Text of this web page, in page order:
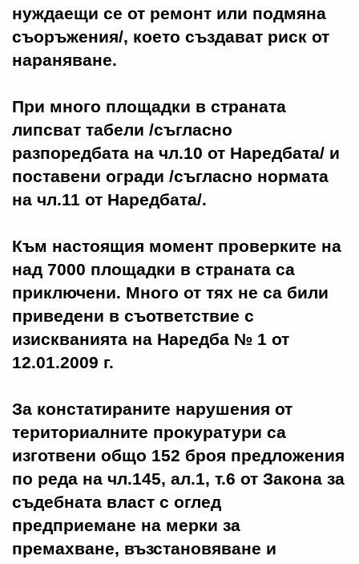
нуждаещи се от ремонт или подмяна
съоръжения/, което създават риск от
нараняване.
При много площадки в страната
липсват табели /съгласно
разпоредбата на чл.10 от Наредбата/ и
поставени огради /съгласно нормата
на чл.11 от Наредбата/.
Към настоящия момент проверките на
над 7000 площадки в страната са
приключени. Много от тях не са били
приведени в съответствие с
изискванията на Наредба № 1 от
12.01.2009 г.
За констатираните нарушения от
териториалните прокуратури са
изготвени общо 152 броя предложения
по реда на чл.145, ал.1, т.6 от Закона за
съдебната власт с оглед
предприемане на мерки за
премахване, възстановяване и